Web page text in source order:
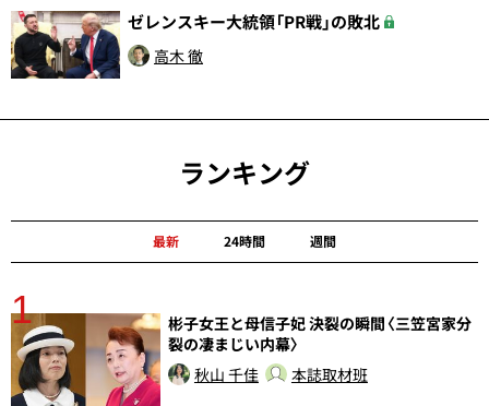
ゼレンスキー大統領「PR戦」の敗北
高木 徹
ランキング
最新 24時間 週間
1
彬子女王と母信子妃 決裂の瞬間〈三笠宮家分
裂の凄まじい内幕〉
秋山 千佳
本誌取材班